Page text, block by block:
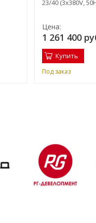
23/40 (3x380V,
Цена:
1 261 400
Купить
Под заказ